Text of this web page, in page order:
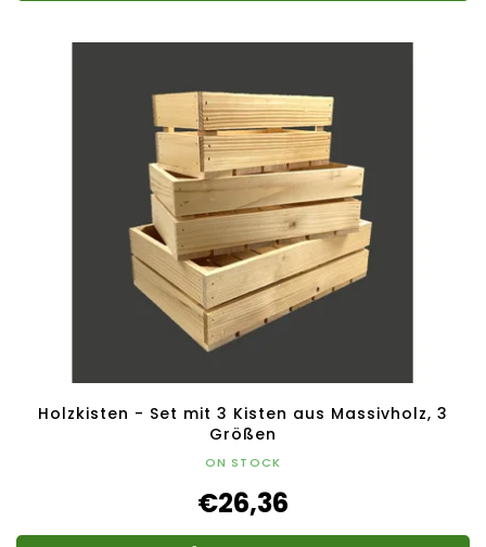
Holzkisten - Set mit 3 Kisten aus Massivholz, 3
Größen
ON STOCK
€26,36